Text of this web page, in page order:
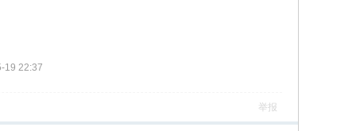
19 22:37
举报